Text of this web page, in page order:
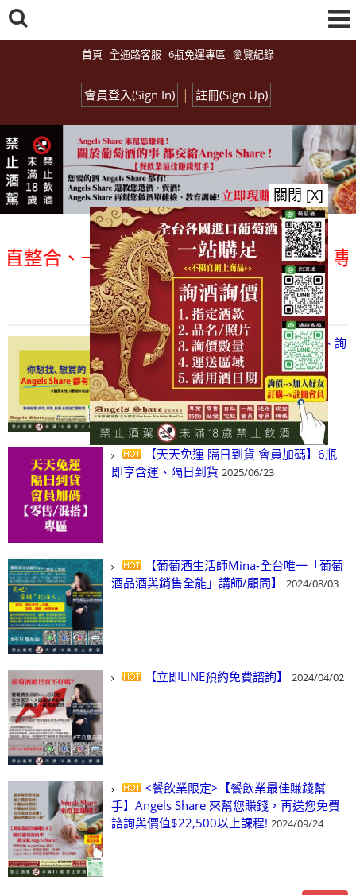
首頁 全通路客服 6瓶免運專區 瀏覽紀錄
會員登入(Sign In) | 註冊(Sign Up)
合、一次購足」各國進口酒類商品 專業
總覽-促銷&活動
all events
【凡酒問Angels Share】線上選酒、詢
(尋)酒、詢價、零售、批發，看這裡!
2024/03/01
【天天免運 隔日到貨 會員加碼】6瓶
即享含運、隔日到貨 2025/06/23
【葡萄酒生活師Mina-全台唯一「葡萄
酒品酒與銷售全能」講師/顧問】
2024/08/03
【立即LINE預約免費諮詢】 2024/04/02
<餐飲業限定>【餐飲業最佳賺錢幫
手】Angels Share 來幫您賺錢，再送您免費
諮詢與價值$22,500以上課程! 2024/09/24
關閉 [X]